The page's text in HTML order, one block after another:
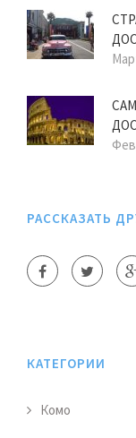
РАССКАЗАТЬ
КАТЕГОРИИ
Комо